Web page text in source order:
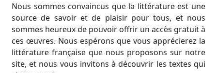
Nous sommes convaincus que la littérature est une
source de savoir et de plaisir pour tous, et nous
sommes heureux de pouvoir offrir un accès gratuit à
ces œuvres. Nous espérons que vous apprécierez la
littérature française que nous proposons sur notre
site, et nous vous invitons à découvrir les textes qui